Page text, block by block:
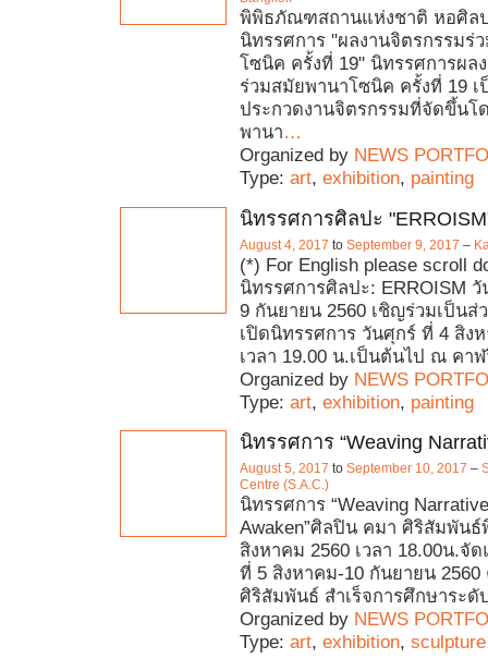
พิพิธภัณฑสถานแห่งชาติ หอศิล
นิทรรศการ "ผลงานจิตรกรรมร่
โซนิค ครั้งที่ 19" นิทรรศการผล
ร่วมสมัยพานาโซนิค ครั้งที่ 19 เ
ประกวดงานจิตรกรรมที่จัดขึ้นโ
พานา…
Organized by NEWS
Type: art, exhibition, painting
นิทรรศการศิลปะ
August 4, 2017 to September 9, 2017 –
(*) For English please scroll
นิทรรศการศิลปะ: ERROISM
9 กันยายน 2560 เชิญร่วมเป็นส่
เปิดนิทรรศการ วันศุกร์ ที่ 4 สิง
เวลา 19.00 น.เป็นต้นไป ณ คา
Organized by NEWS
Type: art, exhibition, painting
นิทรรศการ “Weaving
August 5, 2017 to September 10, 2017 –
Centre (S.A.C.)
นิทรรศการ “Weaving
Awaken”ศิลปิน คมา ศิริสัมพันธ์
สิงหาคม 2560 เวลา 18.00น.จั
ที่ 5 สิงหาคม-10 กันยายน 2560
ศิริสัมพันธ์ สำเร็จการศึกษาระ
Organized by NEWS
Type: art, exhibition, sculpture